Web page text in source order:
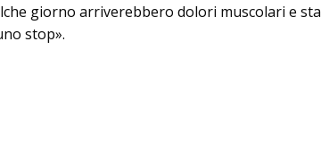
giorno arriverebbero dolori muscolari e
stop».